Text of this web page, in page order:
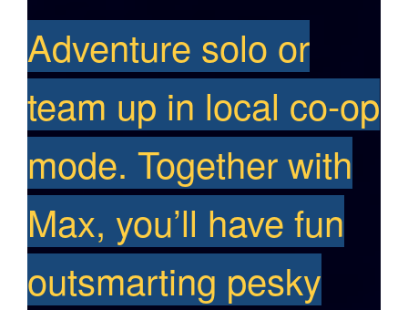
Adventure solo or
team up in local co-op
mode. Together with
Max, you’ll have fun
outsmarting pesky